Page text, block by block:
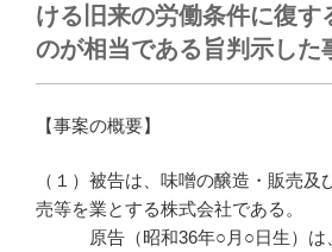
ける旧来の労働条件に復す
のが相当である旨判示した
【事案の概要】
（１）被告は、味噌の醸造・販売及
売等を業とする株式会社である。
原告（昭和36年○月○日生）は、